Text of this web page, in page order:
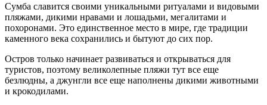
Сумба славится своими уникальными ритуалами и видовыми
пляжами, дикими нравами и лошадьми, мегалитами и
похоронами. Это единственное место в мире, где традиции
каменного века сохранились и бытуют до сих пор.
Остров только начинает развиваться и открываться для
туристов, поэтому великолепные пляжи тут все еще
безлюдны, а джунгли все еще наполнены дикими животными
и крокодилами.